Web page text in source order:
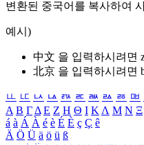
변환된 중국어를 복사하여
예시)
中文 을 입력하시려면
北京 을 입력하시려면
ㅥ ㅦ ㅧ ㅨ ㅩ ㅪ ㅫ ㅬ ㅭ ㅮ
Α Β ΓΔ Ε Ζ Η Θ Ι ΚΛ Μ Ν Ξ
á à Á À é è É È ç Ç ê
Ä Ö Ü ä ö ü ß